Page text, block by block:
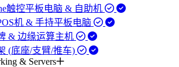
触控平板电脑 & 自助机
机 & 手持平板电脑
& 边缘运算主机
(底座/支臂/推车)
& Servers